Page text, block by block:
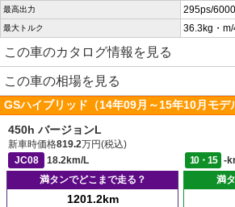
最高出力 295ps/
最大トルク 36.3kg・
この車のカタログ情報を見る
この車の相場を見る
GSハイブリッド（14年09月～15年10月モデ
450h バージョンL
新車時価格819.2万円(税込)
JC08
18.2km/L 10・15
-
満タンでどこまで走る？
1201.2km
満